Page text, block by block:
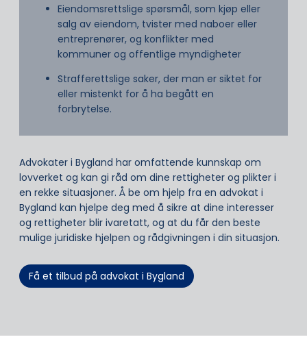
Eiendomsrettslige spørsmål, som kjøp eller
salg av eiendom, tvister med naboer eller
entreprenører, og konflikter med
kommuner og offentlige myndigheter
Strafferettslige saker, der man er siktet for
eller mistenkt for å ha begått en
forbrytelse.
Advokater i Bygland har omfattende kunnskap om
lovverket og kan gi råd om dine rettigheter og plikter i
en rekke situasjoner. Å be om hjelp fra en advokat i
Bygland kan hjelpe deg med å sikre at dine interesser
og rettigheter blir ivaretatt, og at du får den beste
mulige juridiske hjelpen og rådgivningen i din situasjon.
Få et tilbud på advokat i Bygland